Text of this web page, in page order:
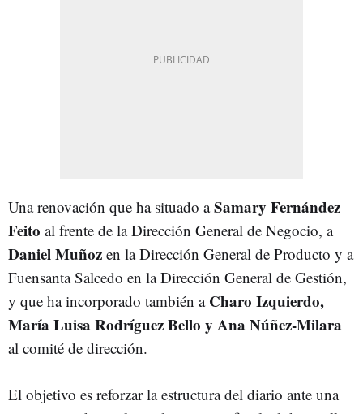
Una renovación que ha situado aSamary Fernández
Feito al frente de la Dirección General de Negocio, a
Daniel Muñoz en la Dirección General de Producto y a
Fuensanta Salcedo en la Dirección General de Gestión,
y que ha incorporado también a Charo Izquierdo,
María Luisa Rodríguez Bello y Ana Núñez-Milara
al comité de dirección.
El objetivo es reforzar la estructura del diario ante una